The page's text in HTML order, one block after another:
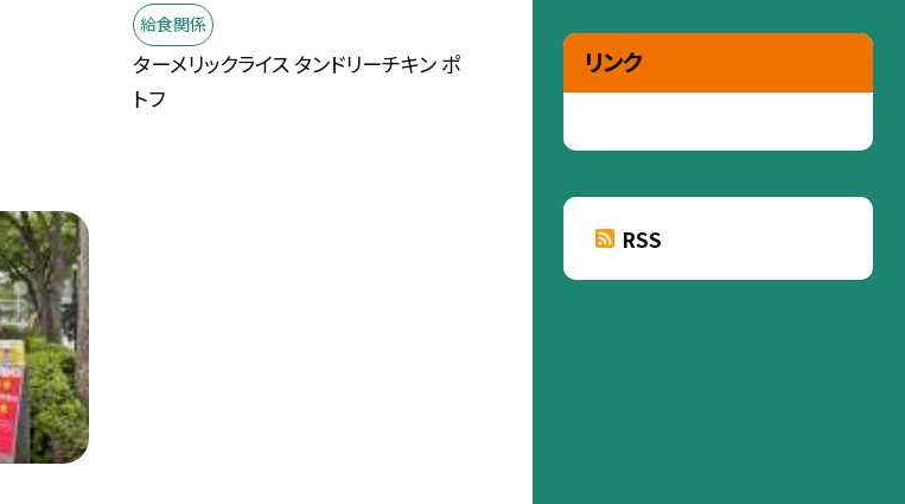
給食関係
ターメリックライス タンドリーチキン ポ
トフ
リンク
RSS